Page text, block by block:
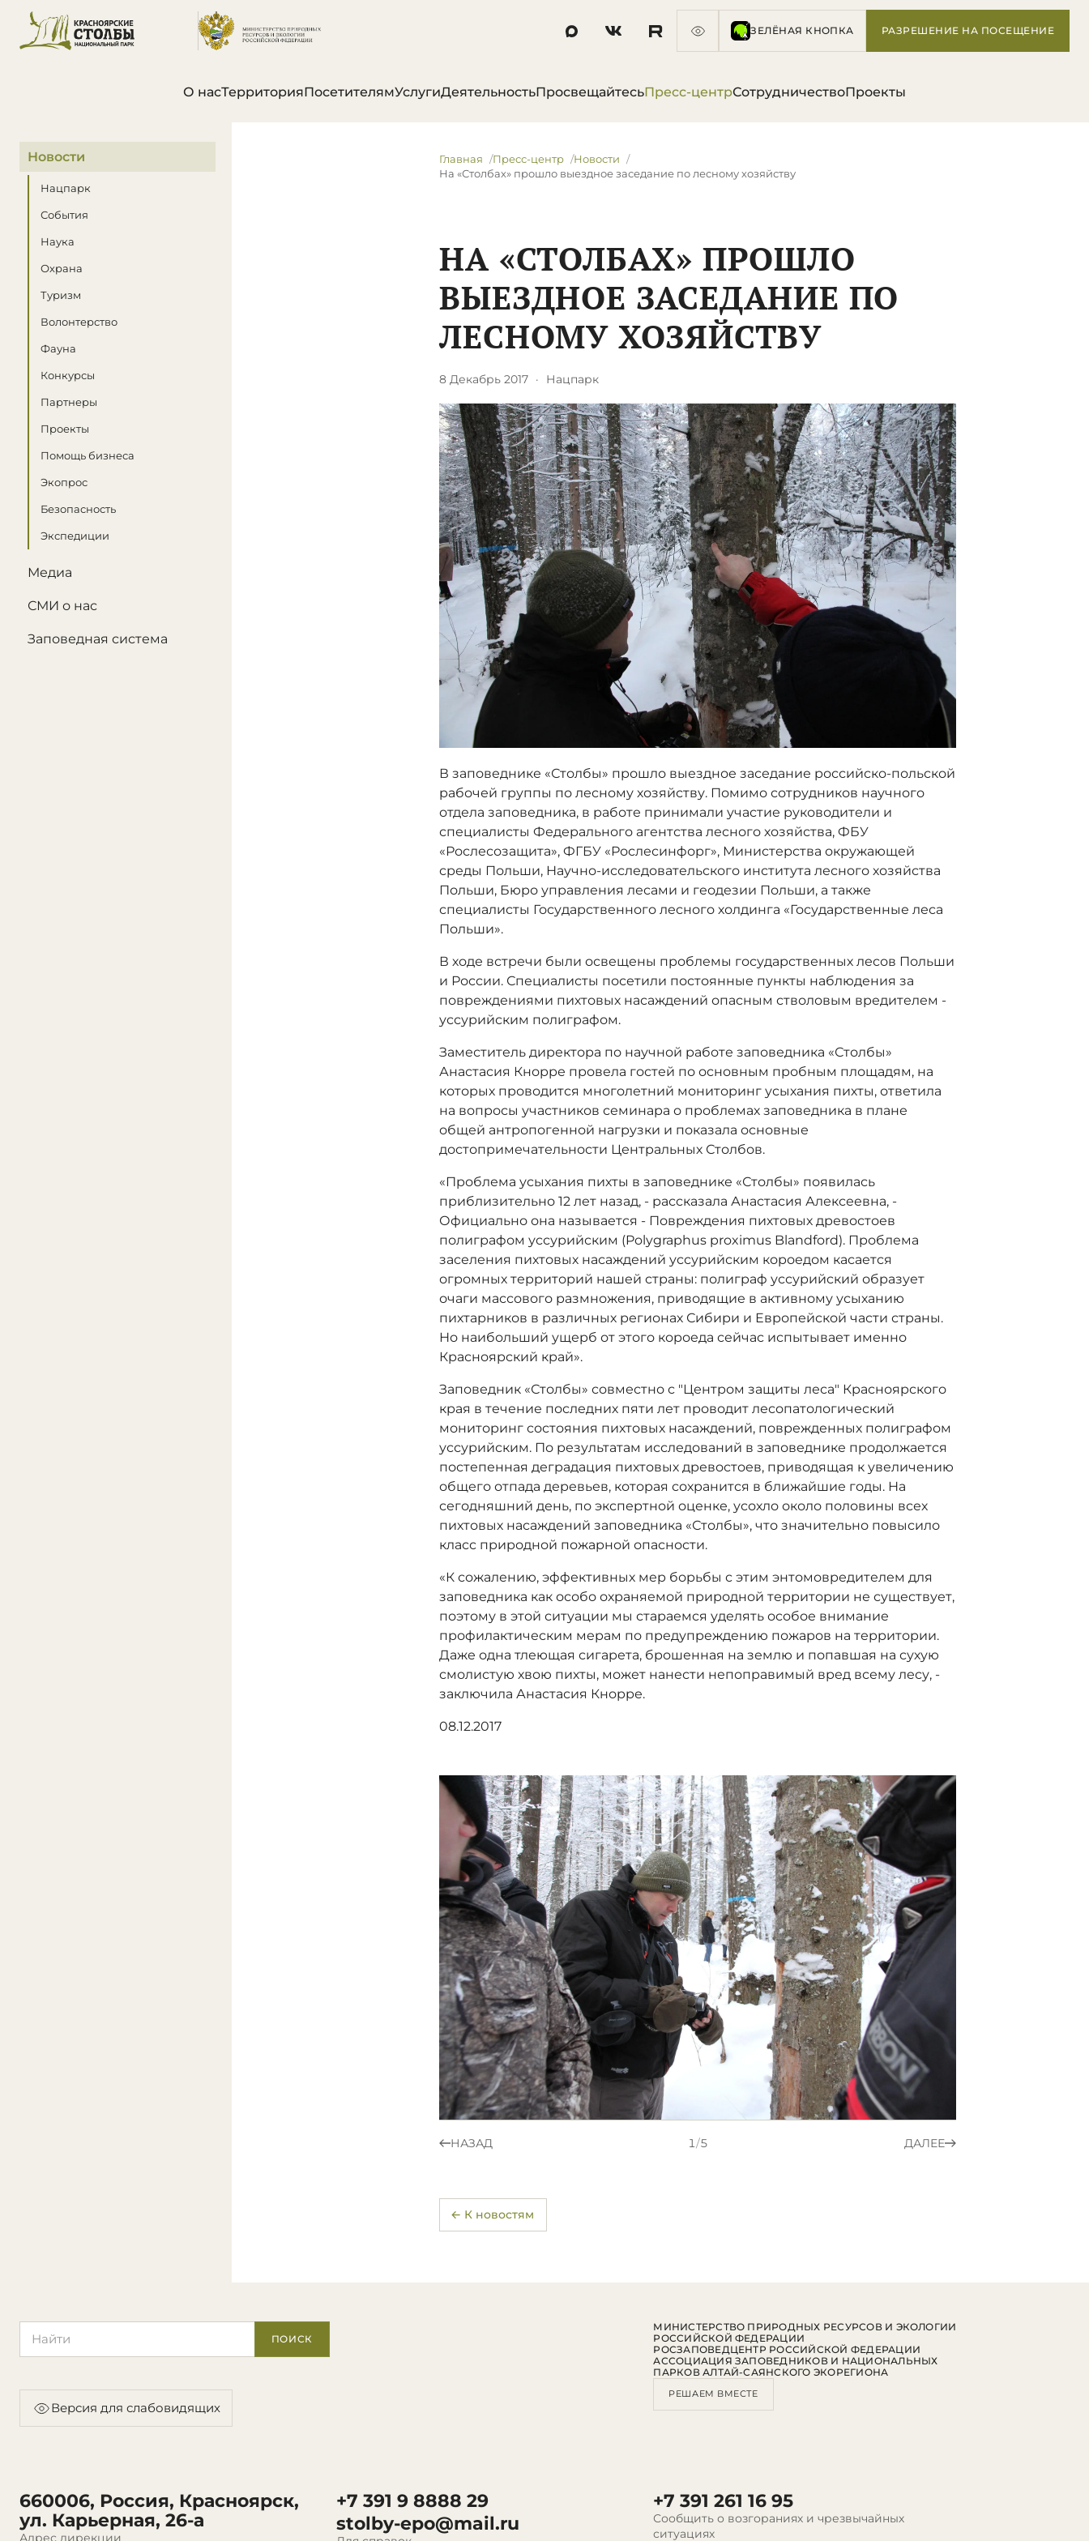
ЗЕЛЁНАЯ КНОПКА РАЗРЕШЕНИЕ НА ПОСЕЩЕНИЕ
О насТерриторияПосетителямУслугиДеятельностьПросвещайтесьПресс-центрСотрудничествоПроекты
В этом разделе
Новости
Нацпарк
События
Наука
Охрана
Туризм
Волонтерство
Фауна
Конкурсы
Партнеры
Проекты
Помощь бизнеса
Экопрос
Безопасность
Экспедиции
Медиа
СМИ о нас
Заповедная система
Главная Пресс-центр
Новости
На «Столбах» прошло выездное заседание по лесному хозяйству
НА «СТОЛБАХ» ПРОШЛО
ВЫЕЗДНОЕ ЗАСЕДАНИЕ ПО
ЛЕСНОМУ ХОЗЯЙСТВУ
8 Декабрь 2017 · Нацпарк
В заповеднике «Столбы» прошло выездное заседание российско-польской
рабочей группы по лесному хозяйству. Помимо сотрудников научного
отдела заповедника, в работе принимали участие руководители и
специалисты Федерального агентства лесного хозяйства, ФБУ
«Рослесозащита», ФГБУ «Рослесинфорг», Министерства окружающей
среды Польши, Научно-исследовательского института лесного хозяйства
Польши, Бюро управления лесами и геодезии Польши, а также
специалисты Государственного лесного холдинга «Государственные леса
Польши».
В ходе встречи были освещены проблемы государственных лесов Польши
и России. Специалисты посетили постоянные пункты наблюдения за
повреждениями пихтовых насаждений опасным стволовым вредителем -
уссурийским полиграфом.
Заместитель директора по научной работе заповедника «Столбы»
Анастасия Кнорре провела гостей по основным пробным площадям, на
которых проводится многолетний мониторинг усыхания пихты, ответила
на вопросы участников семинара о проблемах заповедника в плане
общей антропогенной нагрузки и показала основные
достопримечательности Центральных Столбов.
«Проблема усыхания пихты в заповеднике «Столбы» появилась
приблизительно 12 лет назад, - рассказала Анастасия Алексеевна, -
Официально она называется - Повреждения пихтовых древостоев
полиграфом уссурийским (Polygraphus proximus Blandford). Проблема
заселения пихтовых насаждений уссурийским короедом касается
огромных территорий нашей страны: полиграф уссурийский образует
очаги массового размножения, приводящие в активному усыханию
пихтарников в различных регионах Сибири и Европейской части страны.
Но наибольший ущерб от этого короеда сейчас испытывает именно
Красноярский край».
Заповедник «Столбы» совместно с "Центром защиты леса" Красноярского
края в течение последних пяти лет проводит лесопатологический
мониторинг состояния пихтовых насаждений, поврежденных полиграфом
уссурийским. По результатам исследований в заповеднике продолжается
постепенная деградация пихтовых древостоев, приводящая к увеличению
общего отпада деревьев, которая сохранится в ближайшие годы. На
сегодняшний день, по экспертной оценке, усохло около половины всех
пихтовых насаждений заповедника «Столбы», что значительно повысило
класс природной пожарной опасности.
«К сожалению, эффективных мер борьбы с этим энтомовредителем для
заповедника как особо охраняемой природной территории не существует,
поэтому в этой ситуации мы стараемся уделять особое внимание
профилактическим мерам по предупреждению пожаров на территории.
Даже одна тлеющая сигарета, брошенная на землю и попавшая на сухую
смолистую хвою пихты, может нанести непоправимый вред всему лесу, -
заключила Анастасия Кнорре.
08.12.2017
НАЗАД 1/5 ДАЛЕЕ
← К новостям
ПОИСК
Версия для слабовидящих
660006, Россия, Красноярск,
ул. Карьерная, 26-а
Адрес дирекции
+7 391 9 8888 29
stolby-epo@mail.ru
+7 391 261 16 95
Сообщить о возгораниях и чрезвычайных
ситуациях
МИНИСТЕРСТВО ПРИРОДНЫХ РЕСУРСОВ И ЭКОЛОГИИ
РОССИЙСКОЙ ФЕДЕРАЦИИ
РОСЗАПОВЕДЦЕНТР РОССИЙСКОЙ ФЕДЕРАЦИИ
АССОЦИАЦИЯ ЗАПОВЕДНИКОВ И НАЦИОНАЛЬНЫХ
ПАРКОВ АЛТАЙ-САЯНСКОГО ЭКОРЕГИОНА
РЕШАЕМ ВМЕСТЕ